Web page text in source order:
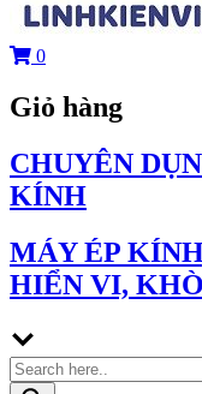
0
Giỏ hàng
CHUYÊN
KÍNH
MÁY ÉP
HIỂN VI,